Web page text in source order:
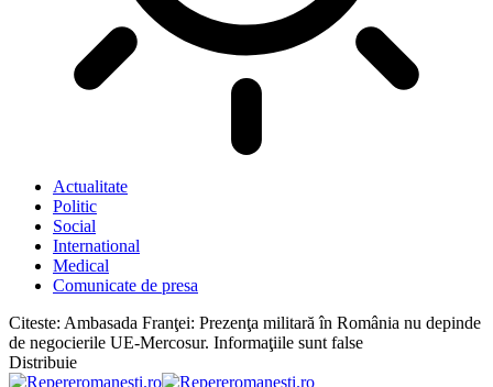
Actualitate
Politic
Social
International
Medical
Comunicate de presa
Citeste: Ambasada Franţei: Prezenţa militară în România nu depinde
de negocierile UE-Mercosur. Informaţiile sunt false
Distribuie